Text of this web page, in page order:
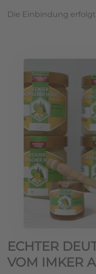
Die Einbindung
ECHTER
VOM IMKER